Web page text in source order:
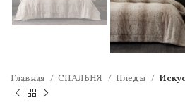
Главная СПАЛЬНЯ Пледы